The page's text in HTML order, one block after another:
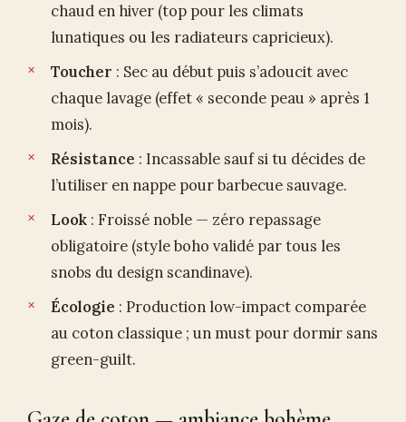
chaud en hiver (top pour les climats
lunatiques ou les radiateurs capricieux).
Toucher : Sec au début puis s’adoucit avec
chaque lavage (effet « seconde peau » après 1
mois).
Résistance : Incassable sauf si tu décides de
l’utiliser en nappe pour barbecue sauvage.
Look : Froissé noble — zéro repassage
obligatoire (style boho validé par tous les
snobs du design scandinave).
Écologie : Production low-impact comparée
au coton classique ; un must pour dormir sans
green-guilt.